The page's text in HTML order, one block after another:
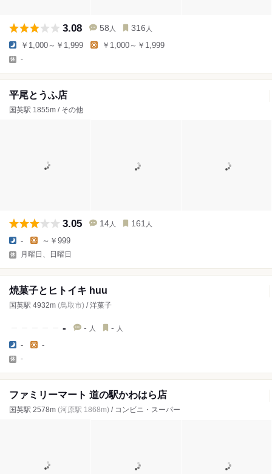
3.08 58 人 316 人
￥1,000～￥1,999 ￥1,000～￥1,999
-
平尾とうふ店
国英駅 1855m / その他
3.05 14 人 161 人
- ～￥999
月曜日、日曜日
焼菓子とヒトイキ huu
国英駅 4932m (鳥取市) / 洋菓子
- - 人 - 人
- -
-
ファミリーマート 道の駅かわはら店
国英駅 2578m (河原駅 1868m) / コンビニ・スーパー